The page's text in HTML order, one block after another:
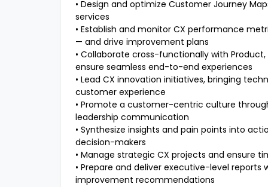
• Design and optimize Customer Journey
services
• Establish and monitor CX performance
— and drive improvement plans
• Collaborate cross-functionally with
ensure seamless end-to-end experiences
• Lead CX innovation initiatives, bringing
customer experience
• Promote a customer-centric culture
leadership communication
• Synthesize insights and pain points into
decision-makers
• Manage strategic CX projects and ensure
• Prepare and deliver executive-level
improvement recommendations